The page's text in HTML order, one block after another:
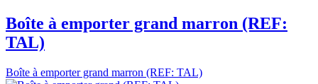
Boîte à emporter grand marron (REF:
TAL)
Boîte à emporter grand marron (REF: TAL)